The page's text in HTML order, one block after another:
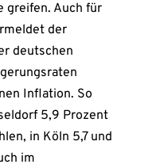
greifen. Auch für
der
deutschen
Inflation. So
5,9 Prozent
in Köln 5,7 und
im